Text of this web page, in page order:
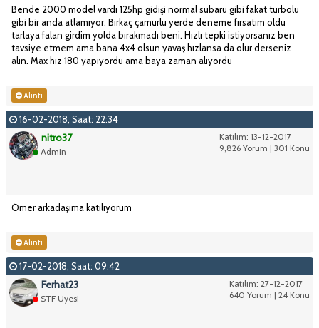
Bende 2000 model vardı 125hp gidişi normal subaru gibi fakat turbolu
gibi bir anda atlamıyor. Birkaç çamurlu yerde deneme fırsatım oldu
tarlaya falan girdim yolda bırakmadı beni. Hızlı tepki istiyorsanız ben
tavsiye etmem ama bana 4x4 olsun yavaş hızlansa da olur derseniz
alın. Max hız 180 yapıyordu ama baya zaman alıyordu
Alıntı
16-02-2018, Saat: 22:34
Katılım: 13-12-2017
9,826 Yorum | 301 Konu
nitro37
Admin
Ömer arkadaşıma katılıyorum
Alıntı
17-02-2018, Saat: 09:42
Katılım: 27-12-2017
640 Yorum | 24 Konu
Ferhat23
STF Üyesi